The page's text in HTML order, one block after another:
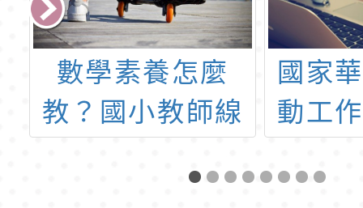
國家華語測驗推
動工作委員會辦
測驗」113年考
110
科學